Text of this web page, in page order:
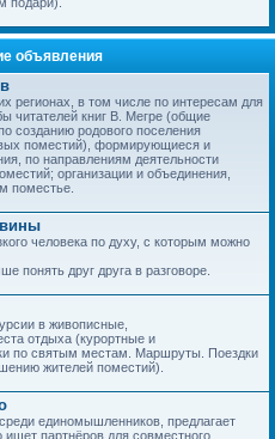
объявления
регионах, в том числе по интересам для
читателей книг В. Мегре (общие
созданию родового поселения
поместий), формирующиеся и
по направлениям деятельности
организации и объединения,
поместье.
человека по духу, с которым можно
понять друг друга в разговоре.
в живописные,
отдыха (курортные и
по святым местам. Маршруты. Поездки
жителей поместий).
единомышленников, предлагает
партнёров для совместного